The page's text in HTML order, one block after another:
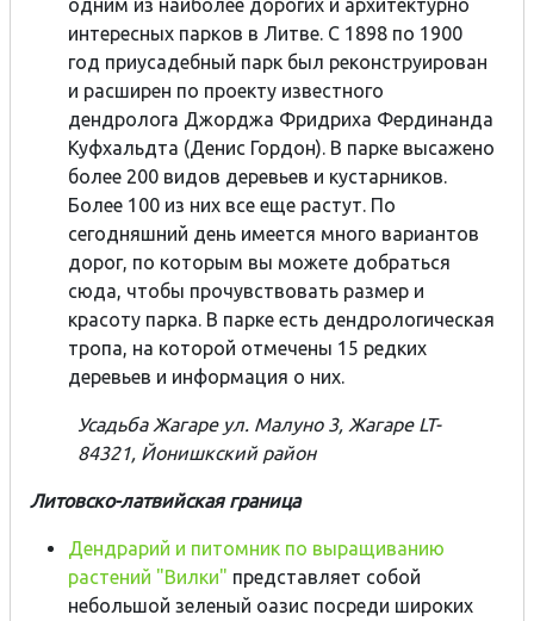
одним из наиболее дорогих и архитектурно
интересных парков в Литве. С 1898 по 1900
год приусадебный парк был реконструирован
и расширен по проекту известного
дендролога Джорджа Фридриха Фердинанда
Куфхальдта (Денис Гордон). В парке высажено
более 200 видов деревьев и кустарников.
Более 100 из них все еще растут. По
сегодняшний день имеется много вариантов
дорог, по которым вы можете добраться
сюда, чтобы прочувствовать размер и
красоту парка. В парке есть дендрологическая
тропа, на которой отмечены 15 редких
деревьев и информация о них.
Усадьба Жагаре ул. Малуно 3, Жагаре LT-
84321, Йонишкский район
Литовско-латвийская граница
Дендрарий и питомник по выращиванию
растений "Вилки" представляет собой
небольшой зеленый оазис посреди широких